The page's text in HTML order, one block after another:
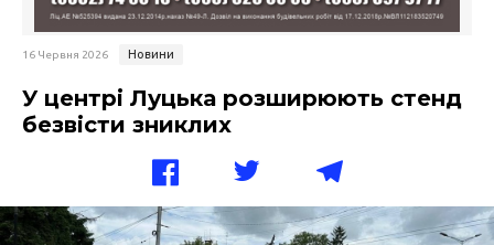
16 Червня 2026 Новини
У центрі Луцька розширюють стенд
безвісти зниклих